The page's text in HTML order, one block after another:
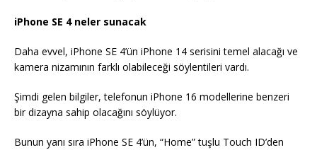
iPhone SE 4 neler sunacak
Daha evvel, iPhone SE 4’ün iPhone 14 serisini temel alacağı ve
kamera nizamının farklı olabileceği söylentileri vardı.
Şimdi gelen bilgiler, telefonun iPhone 16 modellerine benzeri
bir dizayna sahip olacağını söylüyor.
Bunun yanı sıra iPhone SE 4’ün, “Home” tuşlu Touch ID’den